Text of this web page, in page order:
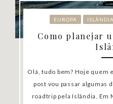
EUROPA ISLÂNDIA
Como planejar
Olá, tudo bem? Hoje quem
post vou passar algumas
roadtrip pela Islândia. Em